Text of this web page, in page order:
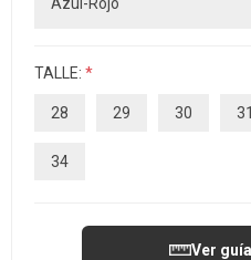
TALLE: *
28 29 30 31
34
Ver